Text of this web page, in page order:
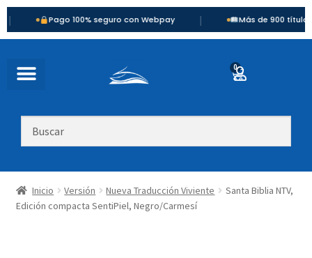
Pago 100% seguro con Webpay | Más de 900 títulos
0
Inicio Versión Nueva Traducción Viviente
Santa Biblia NTV,
Edición compacta SentiPiel, Negro/Carmesí